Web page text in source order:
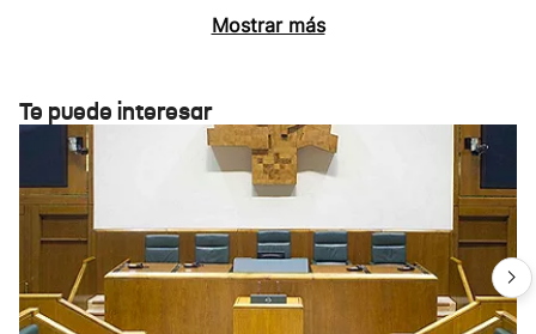
Mostrar más
Te puede interesar